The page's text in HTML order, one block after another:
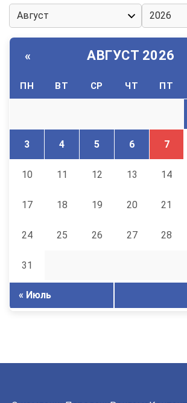
« АВГУСТ 2026
ПН ВТ СР ЧТ ПТ
3 4 5 6 7
10 11 12 13 14
17 18 19 20 21
24 25 26 27 28
31
« Июль